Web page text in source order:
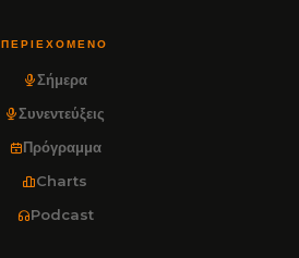
ΠΕΡΙΕΧΌΜΕΝΟ
Σήμερα
Συνεντεύξεις
Πρόγραμμα
Charts
Podcast